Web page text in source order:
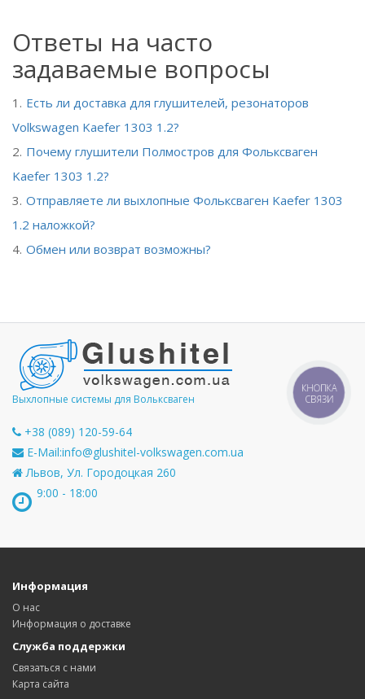
Ответы на часто
задаваемые вопросы
Есть ли доставка для глушителей, резонаторов
Volkswagen Kaefer 1303 1.2?
Почему глушители Полмостров для Фольксваген
Kaefer 1303 1.2?
Отправляете ли выхлопные Фольксваген Kaefer 1303
1.2 наложкой?
Обмен или возврат возможны?
Выхлопные системы для Вольксваген
+38 (089) 120-59-64
E-Mail:info@glushitel-volkswagen.com.ua
Львов, Ул. Городоцкая 260
9:00 - 18:00
Информация
О нас
Информация о доставке
Служба поддержки
Связаться с нами
Карта сайта
КНОПКА
СВЯЗИ